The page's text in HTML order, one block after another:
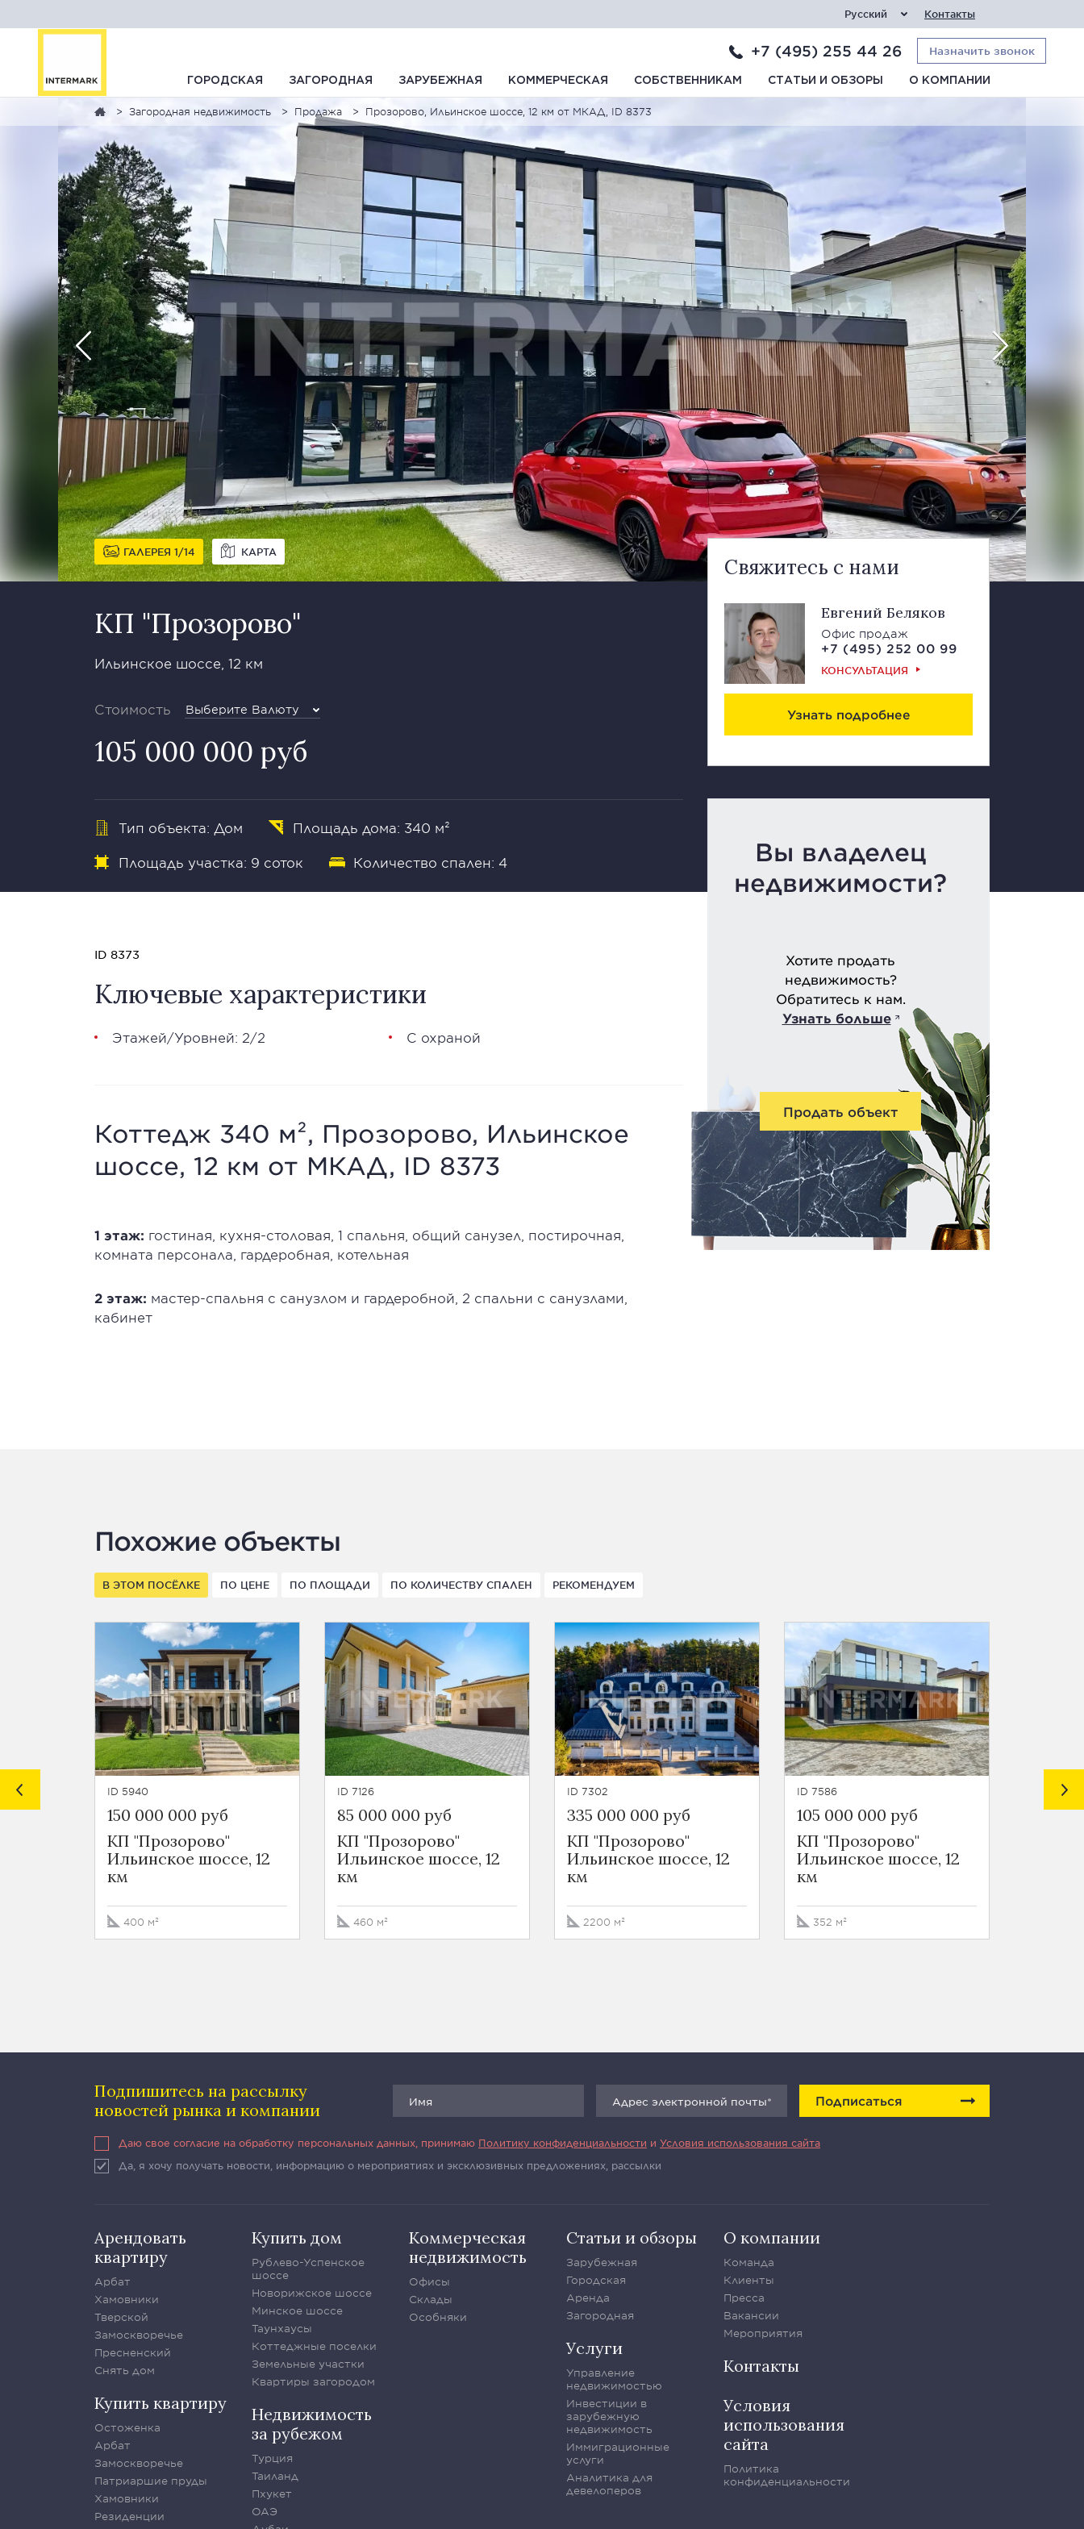
Русский Контакты
+7 (495) 255 44 26 Назначить звонок
ГОРОДСКАЯ ЗАГОРОДНАЯ ЗАРУБЕЖНАЯ КОММЕРЧЕСКАЯ СОБСТВЕННИКАМ СТАТЬИ И ОБЗОРЫ О КОМПАНИИ
Загородная недвижимость Продажа Прозорово, Ильинское шоссе, 12 км от МКАД, ID 8373
ГАЛЕРЕЯ 1 14 КАРТА
КП "Прозорово"
Ильинское шоссе, 12 км
Стоимость Выберите Валюту
105 000 000 руб
Тип объекта: Дом Площадь дома: 340 м²
Площадь участка: 9 соток Количество спален: 4
Свяжитесь с нами
Евгений Беляков
Офис продаж
+7 (495) 252 00 99
КОНСУЛЬТАЦИЯ
Узнать подробнее
Вы владелец
недвижимости?
Хотите продать
недвижимость?
Обратитесь к нам.
Узнать больше
Продать объект
ID 8373
Ключевые характеристики
Этажей/Уровней: 2/2 С охраной
Коттедж 340 м², Прозорово, Ильинское
шоссе, 12 км от МКАД, ID 8373
1 этаж: гостиная, кухня-столовая, 1 спальня, общий санузел, постирочная,
комната персонала, гардеробная, котельная
2 этаж: мастер-спальня с санузлом и гардеробной, 2 спальни с санузлами,
кабинет
Похожие объекты
В ЭТОМ ПОСЁЛКЕ ПО ЦЕНЕ ПО ПЛОЩАДИ ПО КОЛИЧЕСТВУ СПАЛЕН РЕКОМЕНДУЕМ
ID 5940
150 000 000 руб
КП "Прозорово"
Ильинское шоссе, 12
км
400 м²
ID 7126
85 000 000 руб
КП "Прозорово"
Ильинское шоссе, 12
км
460 м²
ID 7302
335 000 000 руб
КП "Прозорово"
Ильинское шоссе, 12
км
2200 м²
ID 7586
105 000 000 руб
КП "Прозорово"
Ильинское шоссе, 12
км
352 м²
ID 8334
399
Подпишитесь на рассылку
новостей рынка и компании
Подписаться
Даю свое согласие на обработку персональных данных, принимаю Политику конфиденциальности и Условия использования сайта
Да, я хочу получать новости, информацию о мероприятиях и эксклюзивных предложениях, рассылки
Арендовать
квартиру
Арбат
Хамовники
Тверской
Замоскворечье
Пресненский
Снять дом
Купить квартиру
Остоженка
Арбат
Замоскворечье
Патриаршие пруды
Хамовники
Резиденции
Купить дом
Рублево-Успенское
шоссе
Новорижское шоссе
Минское шоссе
Таунхаусы
Коттеджные поселки
Земельные участки
Квартиры загородом
Недвижимость
за рубежом
Турция
Таиланд
Пхукет
ОАЭ
Коммерческая
недвижимость
Офисы
Склады
Особняки
Статьи и обзоры
Зарубежная
Городская
Аренда
Загородная
Услуги
Управление
недвижимостью
Инвестиции в
зарубежную
недвижимость
Иммиграционные
услуги
Аналитика для
девелоперов
О компании
Команда
Клиенты
Пресса
Вакансии
Мероприятия
Контакты
Условия
использования
сайта
Политика
конфиденциальности